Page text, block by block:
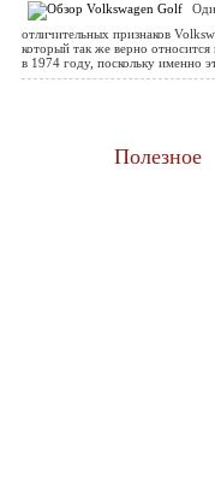
отличительных признаков
который так же верно относится
в 1974 году, поскольку именно
Полезное